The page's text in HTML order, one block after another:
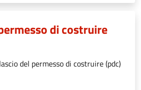
di costruire
del permesso di costruire (pdc)